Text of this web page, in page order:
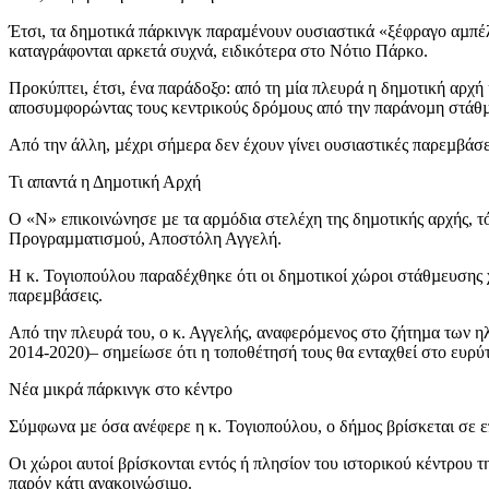
Έτσι, τα δηµοτικά πάρκινγκ παραµένουν ουσιαστικά «ξέφραγο
καταγράφονται αρκετά συχνά, ειδικότερα στο Νότιο Πάρκο.
Προκύπτει, έτσι, ένα παράδοξο: από τη µία πλευρά η δηµοτική
αποσυµφορώντας τους κεντρικούς δρόµους από την παράνοµη
Από την άλλη, µέχρι σήµερα δεν έχουν γίνει ουσιαστικές
Τι απαντά η Δηµοτική Αρχή
Ο «Ν» επικοινώνησε µε τα αρµόδια στελέχη της δηµοτικής
Προγραµµατισµού, Αποστόλη Αγγελή.
Η κ. Τογιοπούλου παραδέχθηκε ότι οι δηµοτικοί χώροι
παρεµβάσεις.
Από την πλευρά του, ο κ. Αγγελής, αναφερόµενος στο ζήτηµα των
2014-2020)– σηµείωσε ότι η τοποθέτησή τους θα ενταχθεί στο
Νέα µικρά πάρκινγκ στο κέντρο
Σύµφωνα µε όσα ανέφερε η κ. Τογιοπούλου, ο δήµος βρίσκεται σε
Οι χώροι αυτοί βρίσκονται εντός ή πλησίον του ιστορικού
παρόν κάτι ανακοινώσιµο.